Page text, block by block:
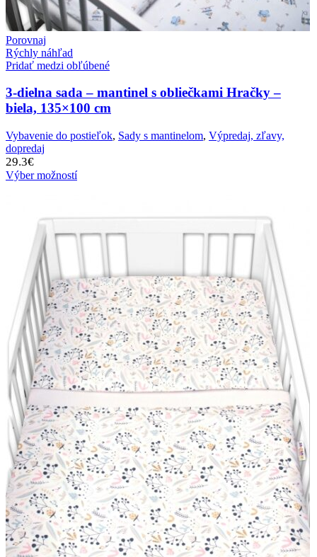
Porovnaj
Rýchly náhľad
Pridať medzi obľúbené
3-dielna sada – mantinel s obliečkami Hračky –
biela, 135×100 cm
Vybavenie do postieľok, Sady s mantinelom, Výpredaj, zľavy,
dopredaj
29.3€
Výber možností